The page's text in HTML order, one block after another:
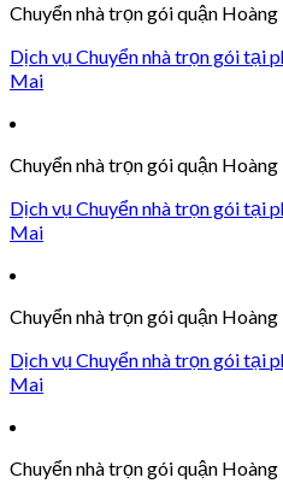
Chuyển nhà trọn gói quận
Dịch vụ Chuyển nhà trọn gói tại
Mai
Chuyển nhà trọn gói quận
Dịch vụ Chuyển nhà trọn gói tại
Mai
Chuyển nhà trọn gói quận
Dịch vụ Chuyển nhà trọn gói tại
Mai
Chuyển nhà trọn gói quận